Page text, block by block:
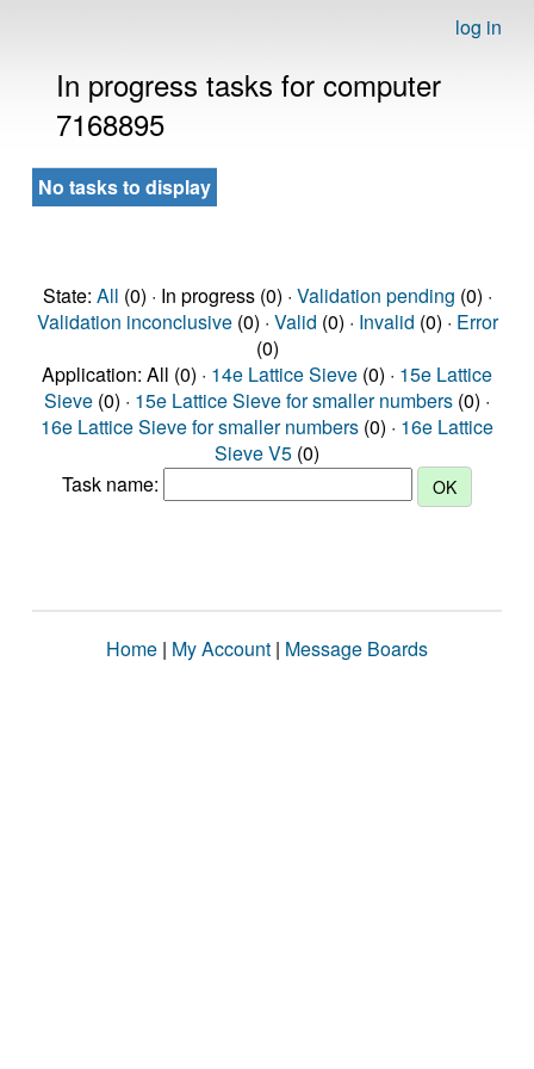
log in
In progress tasks for computer
7168895
No tasks to display
State: All (0) · In progress (0) · Validation pending (0) ·
Validation inconclusive(0) · Valid (0) · Invalid (0) · Error
(0)
Application: All (0) · 14e Lattice Sieve (0) · 15e Lattice
Sieve (0) · 15e Lattice Sieve for smaller numbers (0) ·
16e Lattice Sieve for smaller numbers (0) · 16e Lattice
Sieve V5 (0)
Task name:
Home | My Account | Message Boards